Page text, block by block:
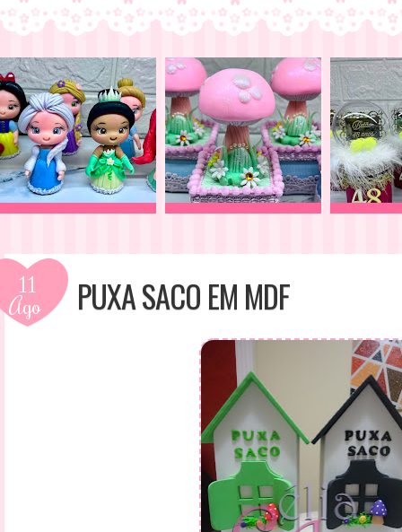
11
Ago PUXA SACO EM MDF